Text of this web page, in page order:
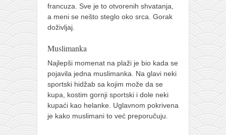
francuza. Sve je to otvorenih shvatanja,
a meni se nešto steglo oko srca. Gorak
doživljaj.
Muslimanka
Najlepši momenat na plaži je bio kada se
pojavila jedna muslimanka. Na glavi neki
sportski hidžab sa kojim može da se
kupa, kostim gornji sportski i dole neki
kupaći kao helanke. Uglavnom pokrivena
je kako muslimani to već preporučuju.